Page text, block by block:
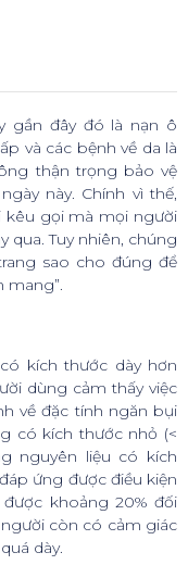
gần đây đó là nạn ô
và các bệnh về da là
thận trọng bảo vệ
này. Chính vì thế,
kêu gọi mà mọi người
qua. Tuy nhiên, chúng
sao cho đúng để
mang”.
kích thước dày hơn
dùng cảm thấy việc
về đặc tính ngăn bụi
có kích thước nhỏ (<
nguyên liệu có kích
ứng được điều kiện
khoảng 20% đối
còn có cảm giác
dày.